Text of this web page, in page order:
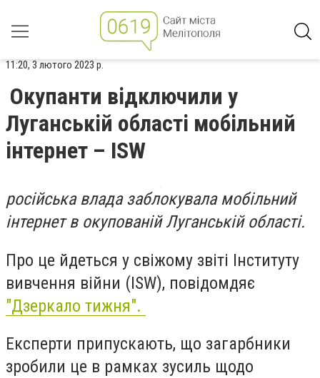
11:20, 3 лютого 2023 р.
Окупанти відключили у
Луганській області мобільний
інтернет – ISW
російська влада заблокувала мобільний
інтернет в окупованій Луганській області.
Про це йдеться у свіжому звіті Інституту
вивчення війни (ISW), повідомдяє
"Дзеркало тижня".
Експерти припускають, що загарбники
зробили це в рамках зусиль щодо